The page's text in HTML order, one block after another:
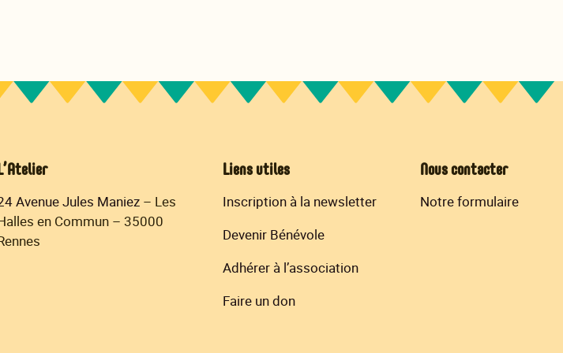
Avenue Jules Maniez– Les
en Commun – 35000
Liens utiles
Inscription à la newsletter
Devenir Bénévole
Adhérer à l’association
Faire un don
Nous contacter
Notre formulaire